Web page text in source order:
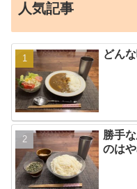
人気記事
どん
勝手
のは